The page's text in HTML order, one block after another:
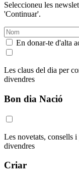
Seleccioneu les
'Continuar'.
En donar-te d'alta
Les claus del dia per
divendres
Bon dia Nació
Les novetats, consells
divendres
Criar